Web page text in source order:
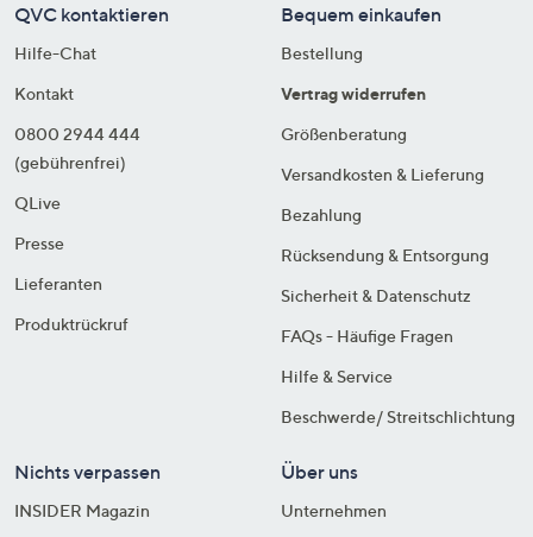
QVC kontaktieren
Hilfe-Chat
Kontakt
0800 2944 444
(gebührenfrei)
QLive
Presse
Lieferanten
Produktrückruf
Bequem einkaufen
Bestellung
Vertrag widerrufen
Größenberatung
Versandkosten & Lieferung
Bezahlung
Rücksendung & Entsorgung
Sicherheit & Datenschutz
FAQs - Häufige Fragen
Hilfe & Service
Beschwerde/ Streitschlichtung
Nichts verpassen
INSIDER Magazin
Über uns
Unternehmen